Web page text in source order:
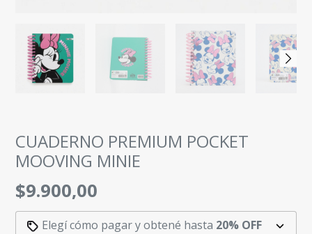
CUADERNO PREMIUM POCKET
MOOVING MINIE
$9.900,00
Elegí cómo pagar y obtené hasta 20% OFF